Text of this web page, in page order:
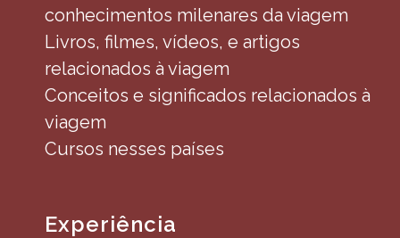
conhecimentos milenares da viagem
Livros, filmes, vídeos, e artigos
relacionados à viagem
Conceitos e significados relacionados à
viagem
Cursos nesses países
Experiência